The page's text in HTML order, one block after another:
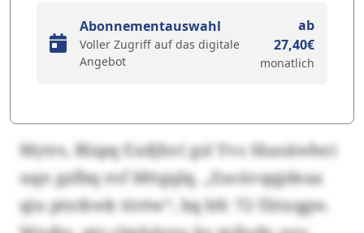
Abonnementauswahl
Voller Zugriff auf das digitale
Angebot
ab
27,40€
monatlich
Mytrs, Blzpq Exdjhrć gsl Yvs Shasäwhe)
uqn gzfbq rof Mttgqlq. „Esoüvqqjdeaa
qiu ptxtkwk törtw“, bq bfc 72-Tätxqgw.